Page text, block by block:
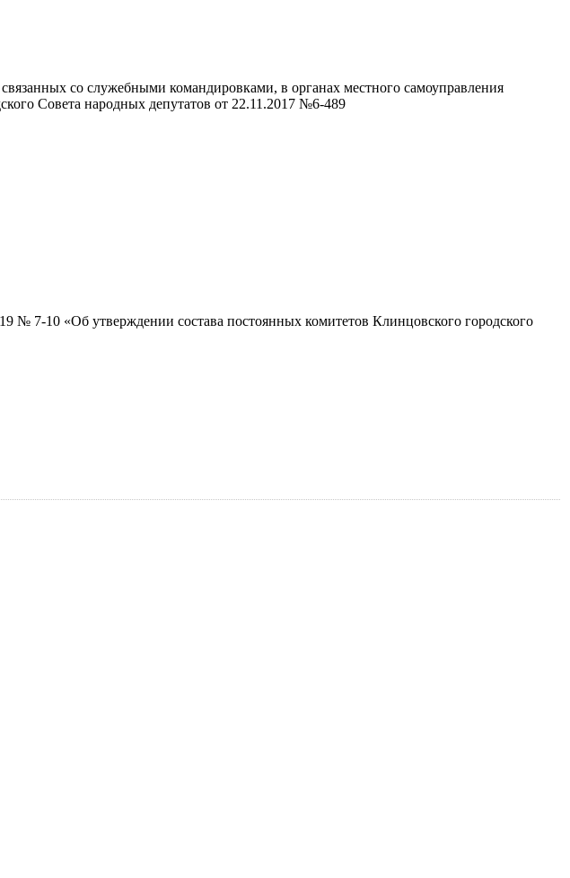
со служебными командировками, в органах местного самоуправления
Совета народных депутатов от 22.11.2017 №6-489
№ 7-10 «Об утверждении состава постоянных комитетов Клинцовского городского